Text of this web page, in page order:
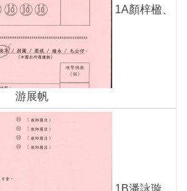
1A顏梓楹、
游展帆